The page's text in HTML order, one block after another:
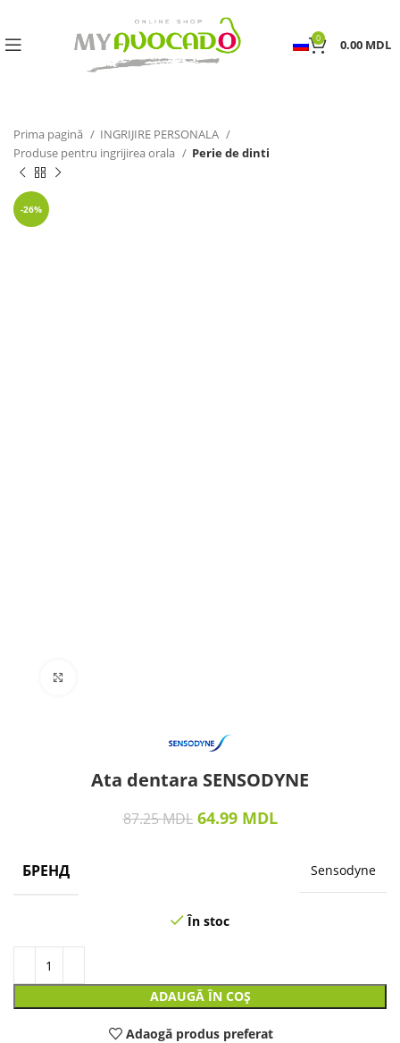
0 0.00 MDL
Prima pagină
INGRIJIRE PERSONALA
Produse pentru ingrijirea orala
Perie de dinti
-26%
Ata dentara SENSODYNE
87.25MDL 64.99 MDL
БРЕНД Sensodyne
În stoc
ADAUGĂ ÎN COȘ
Adaogă produs preferat